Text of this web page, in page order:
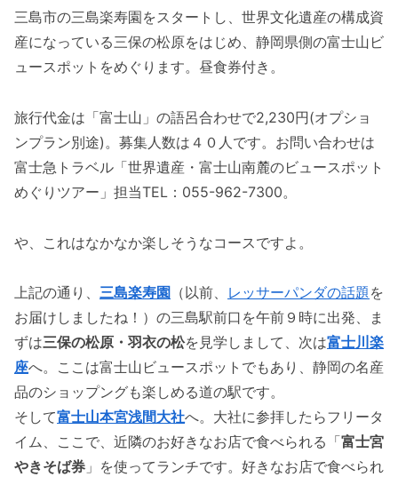
三島市の三島楽寿園をスタートし、世界文化遺産の構成資
産になっている三保の松原をはじめ、静岡県側の富士山ビ
ュースポットをめぐります。昼食券付き。
旅行代金は「富士山」の語呂合わせで2,230円(オプショ
ンプラン別途)。募集人数は４０人です。お問い合わせは
富士急トラベル「世界遺産・富士山南麓のビュースポット
めぐりツアー」担当TEL：055-962-7300。
や、これはなかなか楽しそうなコースですよ。
上記の通り、 三島楽寿園 （以前、 レッサーパンダの話題を
お届けしましたね！）の三島駅前口を午前９時に出発、ま
ずは三保の松原・羽衣の松を見学しまして、次は富士川楽
座へ。ここは富士山ビュースポットでもあり、静岡の名産
品のショップングも楽しめる道の駅です。
そして富士山本宮浅間大社へ。大社に参拝したらフリータ
イム、ここで、近隣のお好きなお店で食べられる「富士宮
やきそば券 」を使ってランチです。好きなお店で食べられ